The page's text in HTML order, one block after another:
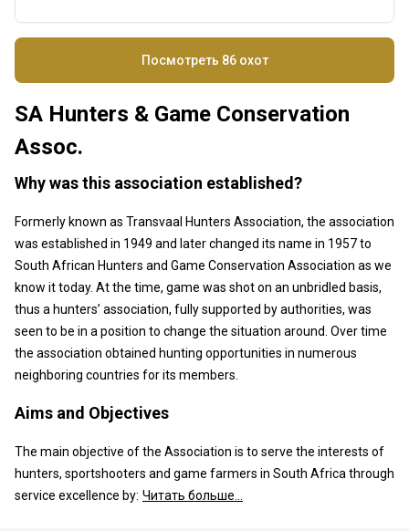
Посмотреть 86 охот
SA Hunters & Game Conservation
Assoc.
Why was this association established?
Formerly known as Transvaal Hunters Association, the association
was established in 1949 and later changed its name in 1957 to
South African Hunters and Game Conservation Association as we
know it today. At the time, game was shot on an unbridled basis,
thus a hunters’ association, fully supported by authorities, was
seen to be in a position to change the situation around. Over time
the association obtained hunting opportunities in numerous
neighboring countries for its members.
Aims and Objectives
The main objective of the Association is to serve the interests of
hunters, sportshooters and game farmers in South Africa through
service excellence by: Читать больше...